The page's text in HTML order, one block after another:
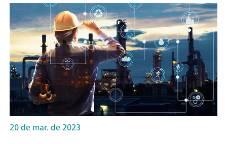
20 de mar. de 2023